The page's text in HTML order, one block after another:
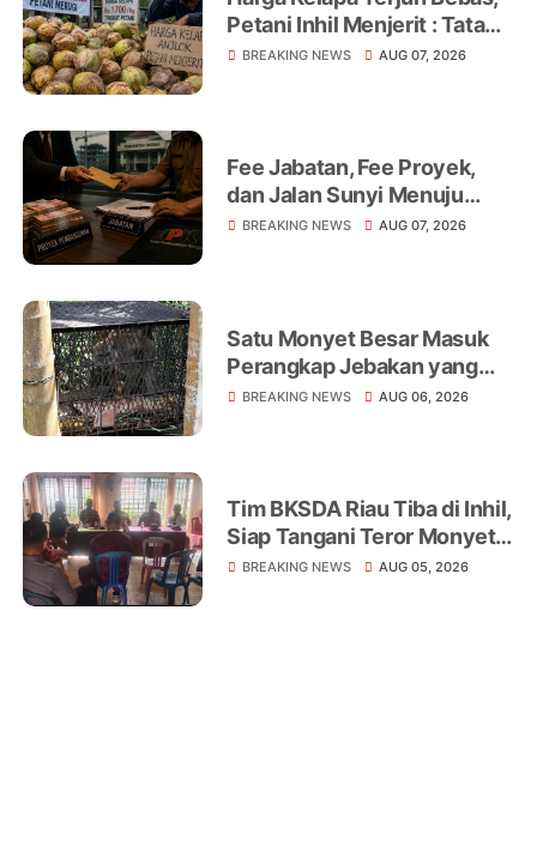
Petani Inhil Menjerit : Tata
Niaga, Monopoli hingga
BREAKING NEWS AUG 07, 2026
Fee Jabatan, Fee Proyek,
dan Jalan Sunyi Menuju
Operasi Tangkap Tangan
BREAKING NEWS AUG 07, 2026
Satu Monyet Besar Masuk
Perangkap Jebakan yang
Dipasang di Belakang
BREAKING NEWS AUG 06, 2026
Tim BKSDA Riau Tiba di Inhil,
Siap Tangani Teror Monyet
Liar yang Telah Melukai 18
BREAKING NEWS AUG 05, 2026